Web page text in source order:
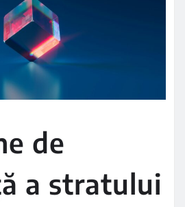
de
a stratului